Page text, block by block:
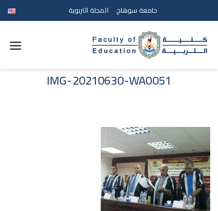
جامعة سوهاج المجلة التربوية
التربية
IMG-20210630-WA0051